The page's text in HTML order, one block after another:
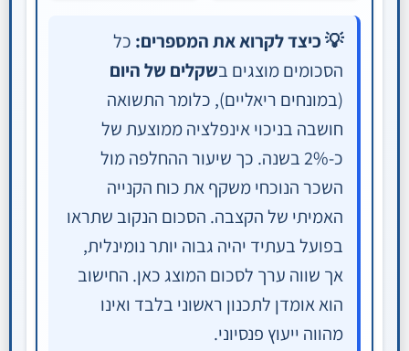
💡 כיצד לקרוא את המספרים: כל
הסכומים מוצגים בשקלים של היום
(במונחים ריאליים), כלומר התשואה
חושבה בניכוי אינפלציה ממוצעת של
כ-2% בשנה. כך שיעור ההחלפה מול
השכר הנוכחי משקף את כוח הקנייה
האמיתי של הקצבה. הסכום הנקוב שתראו
בפועל בעתיד יהיה גבוה יותר נומינלית,
אך שווה ערך לסכום המוצג כאן. החישוב
הוא אומדן לתכנון ראשוני בלבד ואינו
מהווה ייעוץ פנסיוני.